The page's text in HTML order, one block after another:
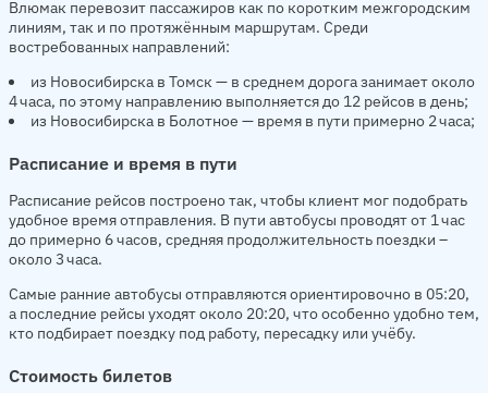
Влюмак перевозит пассажиров как по коротким межгородским
линиям, так и по протяжённым маршрутам. Среди
востребованных направлений:
из Новосибирска в Томск — в среднем дорога занимает около
4 часа, по этому направлению выполняется до 12 рейсов в день;
из Новосибирска в Болотное — время в пути примерно 2 часа;
Расписание и время в пути
Расписание рейсов построено так, чтобы клиент мог подобрать
удобное время отправления. В пути автобусы проводят от 1 час
до примерно 6 часов, средняя продолжительность поездки –
около 3 часа.
Самые ранние автобусы отправляются ориентировочно в 05:20,
а последние рейсы уходят около 20:20, что особенно удобно тем,
кто подбирает поездку под работу, пересадку или учёбу.
Стоимость билетов